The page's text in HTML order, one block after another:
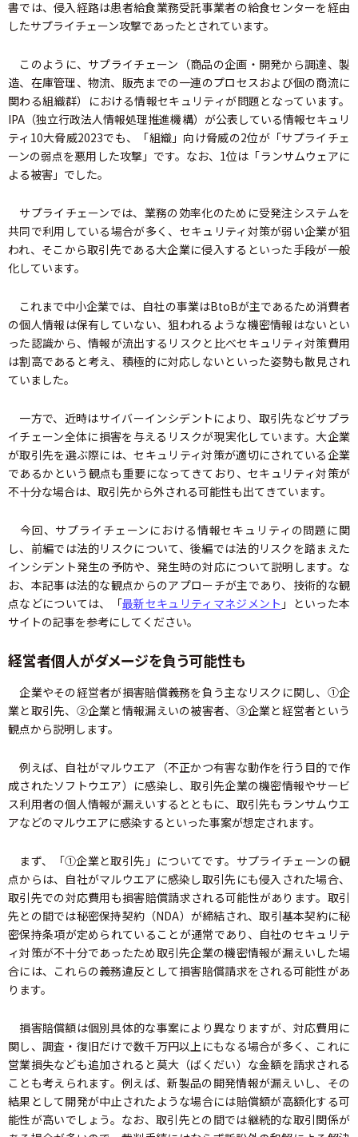
書では、侵入経路は患者給食業務受託事業者の給食センターを経由
したサプライチェーン攻撃であったとされています。
このように、サプライチェーン（商品の企画・開発から調達、製
造、在庫管理、物流、販売までの一連のプロセスおよび個の商流に
関わる組織群）における情報セキュリティが問題となっています。
IPA（独立行政法人情報処理推進機構）が公表している情報セキュリ
ティ10大脅威2023でも、「組織」向け脅威の2位が「サプライチェ
ーンの弱点を悪用した攻撃」です。なお、1位は「ランサムウェアに
よる被害」でした。
サプライチェーンでは、業務の効率化のために受発注システムを
共同で利用している場合が多く、セキュリティ対策が弱い企業が狙
われ、そこから取引先である大企業に侵入するといった手段が一般
化しています。
これまで中小企業では、自社の事業はBtoBが主であるため消費者
の個人情報は保有していない、狙われるような機密情報はないとい
った認識から、情報が流出するリスクと比べセキュリティ対策費用
は割高であると考え、積極的に対応しないといった姿勢も散見され
ていました。
一方で、近時はサイバーインシデントにより、取引先などサプラ
イチェーン全体に損害を与えるリスクが現実化しています。大企業
が取引先を選ぶ際には、セキュリティ対策が適切にされている企業
であるかという観点も重要になってきており、セキュリティ対策が
不十分な場合は、取引先から外される可能性も出てきています。
今回、サプライチェーンにおける情報セキュリティの問題に関
し、前編では法的リスクについて、後編では法的リスクを踏まえた
インシデント発生の予防や、発生時の対応について説明します。な
お、本記事は法的な観点からのアプローチが主であり、技術的な観
点などについては、「最新セキュリティマネジメント 」といった本
サイトの記事を参考にしてください。
経営者個人がダメージを負う可能性も
企業やその経営者が損害賠償義務を負う主なリスクに関し、①企
業と取引先、②企業と情報漏えいの被害者、③企業と経営者という
観点から説明します。
例えば、自社がマルウエア（不正かつ有害な動作を行う目的で作
成されたソフトウエア）に感染し、取引先企業の機密情報やサービ
ス利用者の個人情報が漏えいするとともに、取引先もランサムウエ
アなどのマルウエアに感染するといった事案が想定されます。
まず、「①企業と取引先」についてです。サプライチェーンの観
点からは、自社がマルウエアに感染し取引先にも侵入された場合、
取引先での対応費用も損害賠償請求される可能性があります。取引
先との間では秘密保持契約（NDA）が締結され、取引基本契約に秘
密保持条項が定められていることが通常であり、自社のセキュリテ
ィ対策が不十分であったため取引先企業の機密情報が漏えいした場
合には、これらの義務違反として損害賠償請求をされる可能性があ
ります。
損害賠償額は個別具体的な事案により異なりますが、対応費用に
関し、調査・復旧だけで数千万円以上にもなる場合が多く、これに
営業損失なども追加されると莫大（ばくだい）な金額を請求される
ことも考えられます。例えば、新製品の開発情報が漏えいし、その
結果として開発が中止されたような場合には賠償額が高額化する可
能性が高いでしょう。なお、取引先との間では継続的な取引関係が